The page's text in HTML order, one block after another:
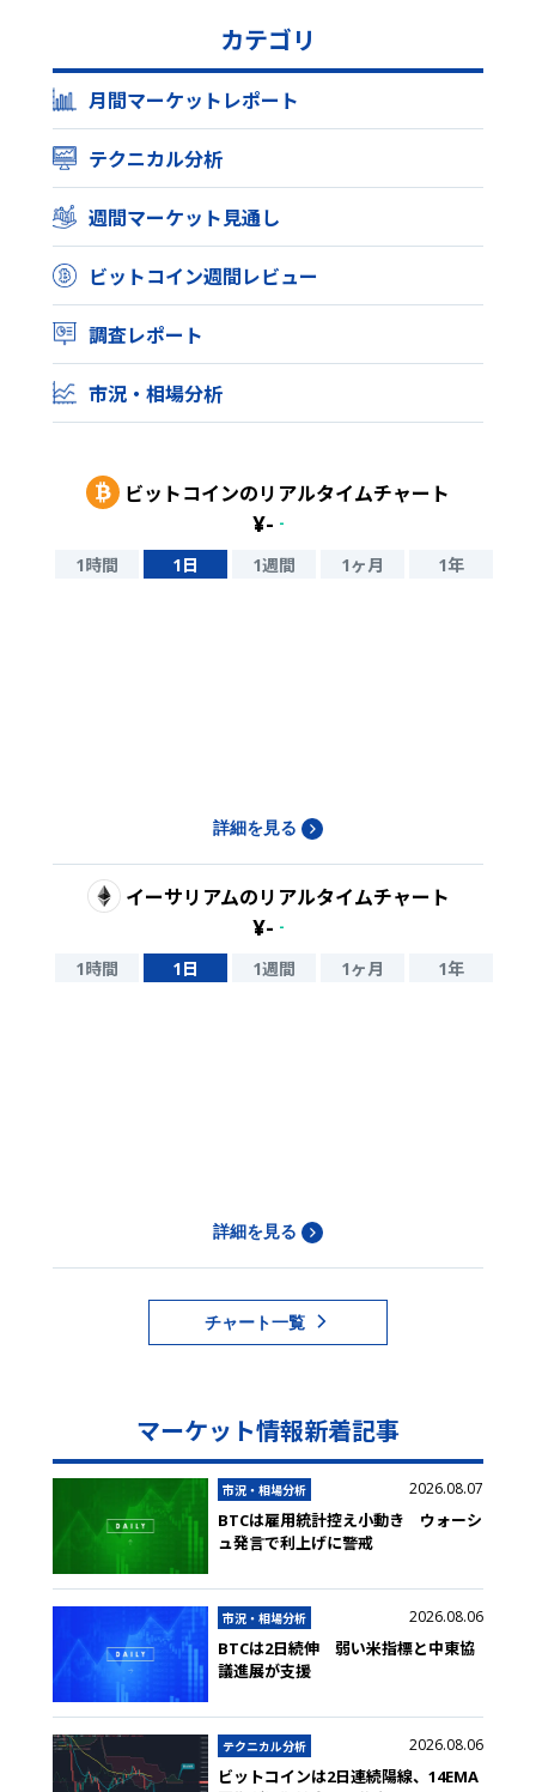
カテゴリ
月間マーケットレポート
テクニカル分析
週間マーケット見通し
ビットコイン週間レビュー
調査レポート
市況・相場分析
ビットコインのリアルタイムチャート
¥- -
1時間 1日 1週間 1ヶ月 1年
詳細を見る
イーサリアムのリアルタイムチャート
¥- -
1時間 1日 1週間 1ヶ月 1年
詳細を見る
チャート一覧
マーケット情報新着記事
市況・相場分析 2026.08.07
BTCは雇用統計控え小動き ウォーシ
ュ発言で利上げに警戒
市況・相場分析 2026.08.06
BTCは2日続伸 弱い米指標と中東協
議進展が支援
テクニカル分析 2026.08.06
ビットコインは2日連続陽線、14EMA